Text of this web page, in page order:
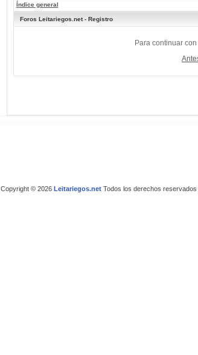
Índice general
Foros Leitariegos.net - Registro
Para continuar
Copyright © 2026 Leitariegos.netTodos los derechos reservados |